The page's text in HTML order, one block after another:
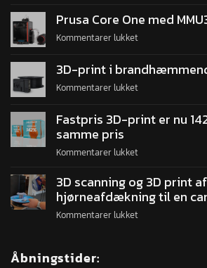
Prusa Core One med
Kommentarer lukket
3D-print i
Kommentarer lukket
Fastpris 3D-print er nu
samme pris
Kommentarer lukket
3D scanning og 3D print
hjørneafdækning til en
Kommentarer lukket
Åbningstider: